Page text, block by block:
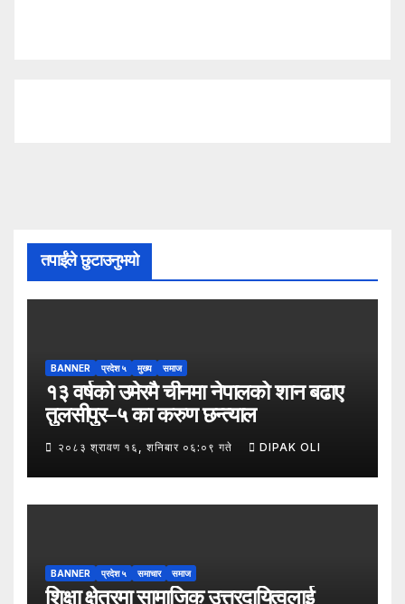
तपाईंले छुटाउनुभयो
BANNER प्रदेश ५ मुख्य समाज
१३ वर्षको उमेरमै चीनमा नेपालको शान बढाए
तुलसीपुर–५ का करुण छन्त्याल
२०८३ श्रावण १६, शनिबार ०६:०९ गते DIPAK OLI
BANNER प्रदेश ५ समाचार समाज
शिक्षा क्षेत्रमा सामाजिक उत्तरदायित्वलाई